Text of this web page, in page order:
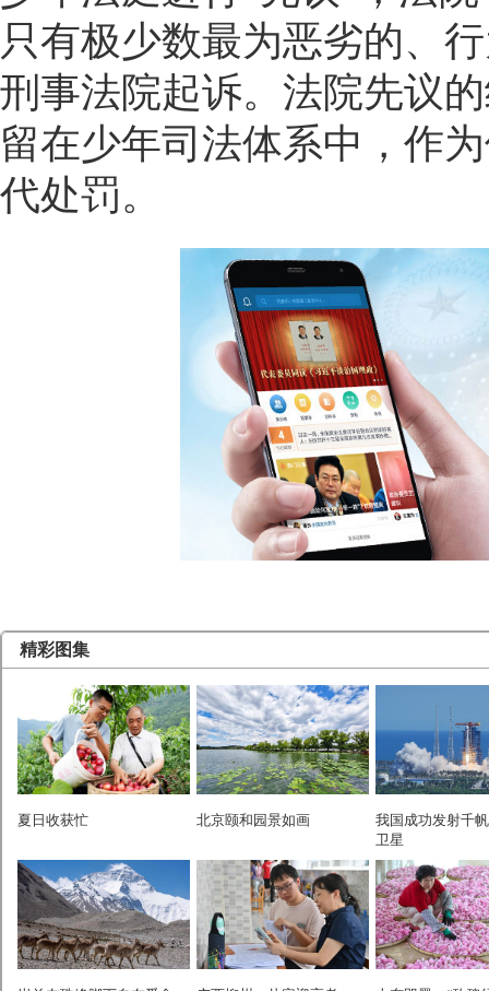
只有极少数最为恶劣的、
刑事法院起诉。法院先议
留在少年司法体系中，作
代处罚。